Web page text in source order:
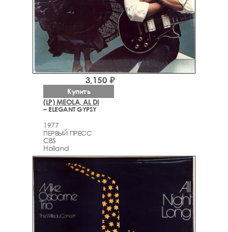
(LP) MEOLA, AL DI
– ELEGANT GYPSY
1977
ПЕРВЫЙ ПРЕСС
CBS
Holland
3,150 ₽
Купить